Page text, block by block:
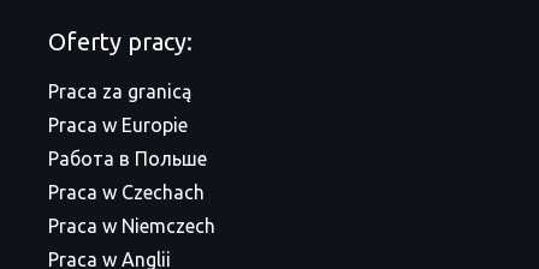
Oferty pracy:
Praca za granicą
Praca w Europie
Работа в Польше
Praca w Czechach
Praca w Niemczech
Praca w Anglii